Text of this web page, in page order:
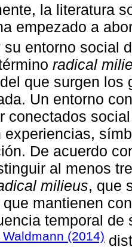
la literatura
empezado a
su entorno social
radical
que surgen los
Un entorno
conectados
experiencias,
De acuerdo
al menos
milieus, que
mantienen
temporal de
(2014)